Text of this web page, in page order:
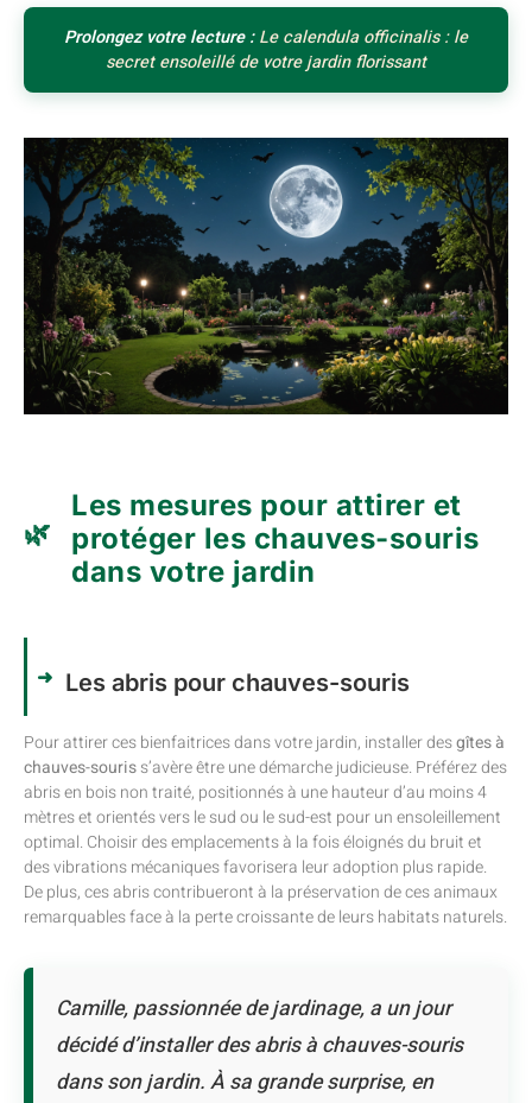
Prolongez votre lecture :Le calendula officinalis : le
secret ensoleillé de votre jardin florissant
Les mesures pour attirer et
protéger les chauves-souris
dans votre jardin
Les abris pour chauves-souris
Pour attirer ces bienfaitrices dans votre jardin, installer desgîtes à
chauves-souriss’avère être une démarche judicieuse. Préférez des
abris en bois non traité, positionnés à une hauteur d’au moins 4
mètres et orientés vers le sud ou le sud-est pour un ensoleillement
optimal. Choisir des emplacements à la fois éloignés du bruit et
des vibrations mécaniques favorisera leur adoption plus rapide.
De plus, ces abris contribueront à la préservation de ces animaux
remarquables face à la perte croissante de leurs habitats naturels.
Camille, passionnée de jardinage, a un jour
décidé d’installer des abris à chauves-souris
dans son jardin. À sa grande surprise, en